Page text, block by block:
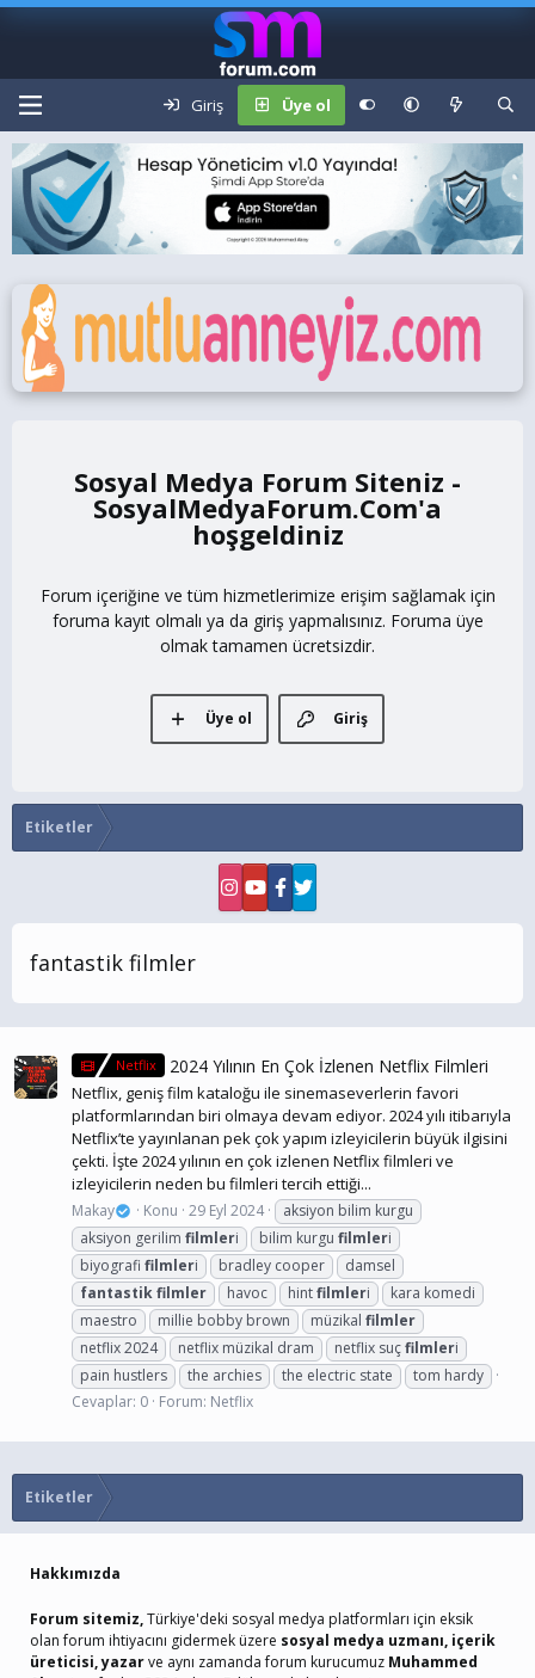
Giriş Üye ol
Sosyal Medya Forum Siteniz -
SosyalMedyaForum.Com
Forum içeriğine ve tüm hizmetlerimize erişim sağlamak için
foruma kayıt olmalı ya da giriş yapmalısınız. Foruma üye
olmak tamamen ücretsizdir.
Giriş
Üye ol
Etiketler
fantastik filmler
Netflix 2024 Yılının En Çok İzlenen Netflix Filmleri
Netflix, geniş film kataloğu ile sinemaseverlerin favori
platformlarından biri olmaya devam ediyor. 2024 yılı itibarıyla
Netflix’te yayınlanan pek çok yapım izleyicilerin büyük ilgisini
çekti. İşte 2024 yılının en çok izlenen Netflix filmleri ve
izleyicilerin neden bu filmleri tercih ettiği...
Makay Konu 29 Eyl 2024
aksiyon bilim kurgu
aksiyon gerilim filmleri bilim kurgu filmleri
biyografi filmleri bradley cooper
damsel
fantastikfilmler havoc hintfilmleri
kara komedi
maestro
millie bobby brown müzikal filmler
netflix 2024
netflix müzikal dram netflix suçfilmleri
pain hustlers
the archies the electric state
tom hardy
Cevaplar: 0 Forum: Netflix
Etiketler
Hakkımızda
Forum sitemiz,Türkiye'deki sosyal medya platformları için eksik
olan forum ihtiyacını gidermek üzere sosyal medya uzmanı, içerik
üreticisi, yazarve aynı zamanda forum kurucumuz Muhammed